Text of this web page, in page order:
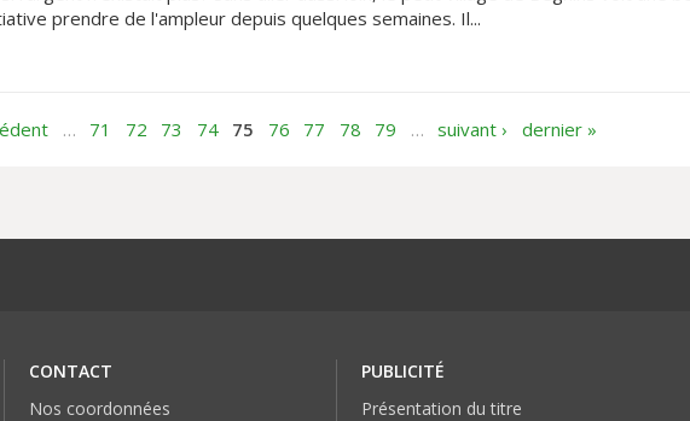
prendre de l'ampleur depuis quelques semaines. Il...
… 71 72 73 74 75 76 77 78 79 … suivant › dernier »
CONTACT
Nos coordonnées
PUBLICITÉ
Présentation du titre